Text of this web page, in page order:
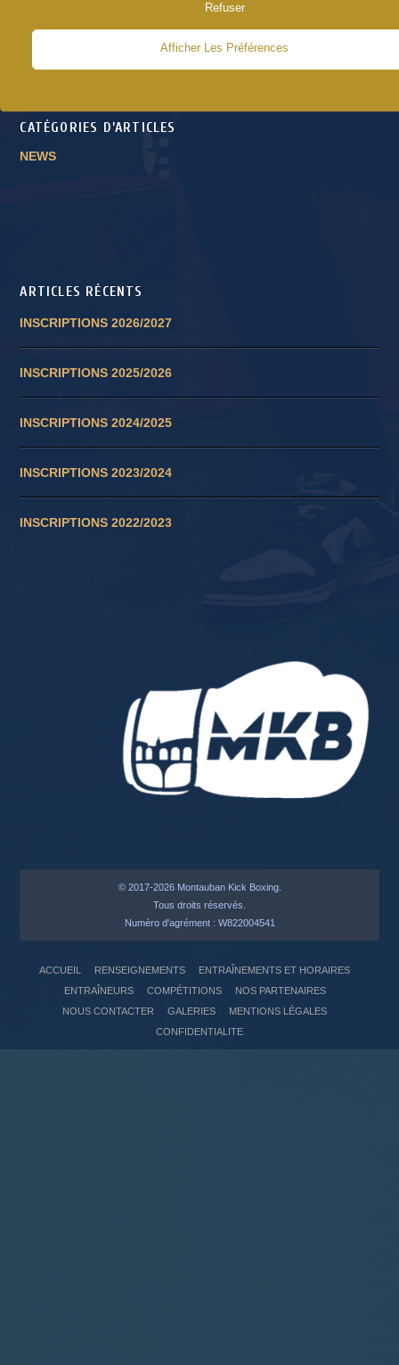
Refuser
Afficher Les Préférences
CATÉGORIES D’ARTICLES
NEWS
ARTICLES RÉCENTS
INSCRIPTIONS 2026/2027
INSCRIPTIONS 2025/2026
INSCRIPTIONS 2024/2025
INSCRIPTIONS 2023/2024
INSCRIPTIONS 2022/2023
© 2017-2026 Montauban Kick Boxing.
Tous droits réservés.
Numéro d'agrément : W822004541
ACCUEIL RENSEIGNEMENTS
ENTRAÎNEMENTS ET HORAIRES
ENTRAÎNEURS
COMPÉTITIONS
NOS PARTENAIRES
NOUS CONTACTER
GALERIES
MENTIONS LÉGALES
CONFIDENTIALITE